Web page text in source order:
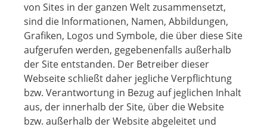
von Sites in der ganzen Welt zusammensetzt,
sind die Informationen, Namen, Abbildungen,
Grafiken, Logos und Symbole, die über diese Site
aufgerufen werden, gegebenenfalls außerhalb
der Site entstanden. Der Betreiber dieser
Webseite schließt daher jegliche Verpflichtung
bzw. Verantwortung in Bezug auf jeglichen Inhalt
aus, der innerhalb der Site, über die Website
bzw. außerhalb der Website abgeleitet und